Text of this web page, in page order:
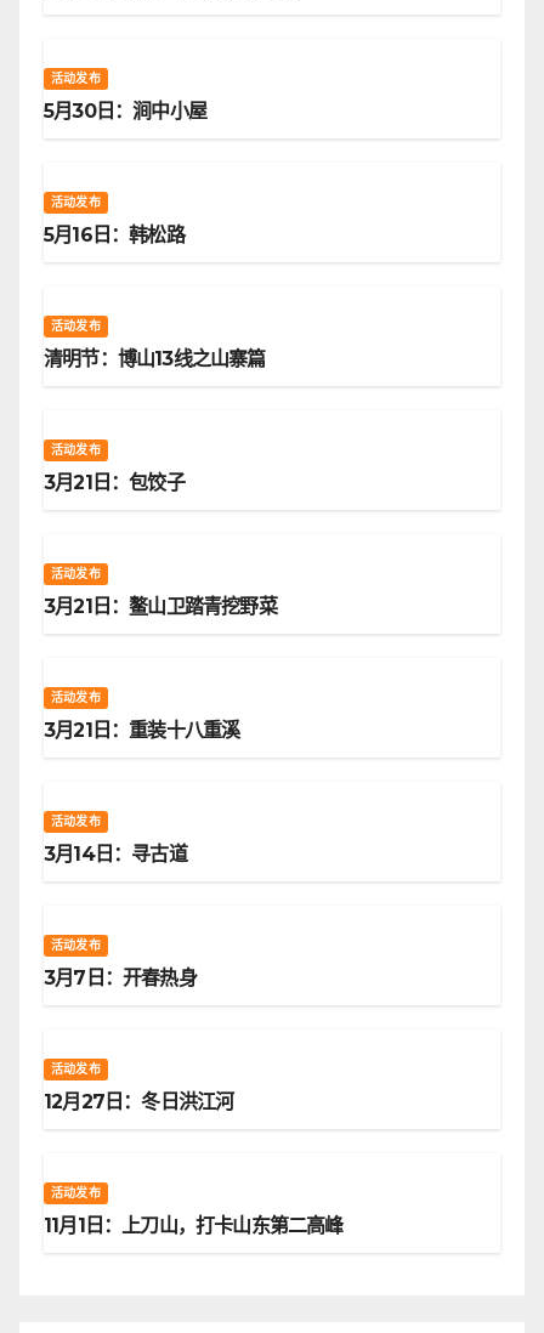
活动发布
5月30日：涧中小屋
活动发布
5月16日：韩松路
活动发布
清明节：博山13线之山寨篇
活动发布
3月21日：包饺子
活动发布
3月21日：鳌山卫踏青挖野菜
活动发布
3月21日：重装十八重溪
活动发布
3月14日：寻古道
活动发布
3月7日：开春热身
活动发布
12月27日：冬日洪江河
活动发布
11月1日：上刀山，打卡山东第二高峰